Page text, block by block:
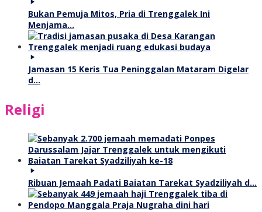
Bukan Pemuja Mitos, Pria di Trenggalek Ini
Menjama…
Jamasan 15 Keris Tua Peninggalan Mataram Digelar
d…
Religi
Ribuan Jemaah Padati Baiatan Tarekat Syadziliyah d…